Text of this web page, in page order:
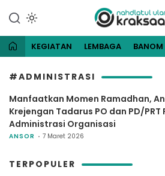
konten
NU Kraksaan
Website Resmi
Kraksaan
KEGIATAN LEMBAGA BANOM
#ADMINISTRASI
Manfaatkan Momen Ramadhan,
Krejengan Tadarus PO dan PD/PRT
Administrasi Organisasi
ANSOR 7 Maret 2026
TERPOPULER